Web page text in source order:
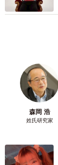
森岡 浩
姓氏研究家